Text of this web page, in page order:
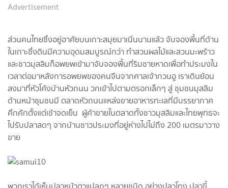
Advertisement
ส่วนคนไทยซึ่งอยู่อาศัยบนเกาะสมุยมาเนิ่นนานแล้ว จับจองพื้นที่ด้าน
ในเกาะซึ่งดินมีความอุดมสมบูรณ์กว่า ทำสวนผลไม้และสวนมะพร้าว
และชาวมุสลิมก็อพยพเข้ามาจับจองพื้นที่ริมชายหาดเพื่อทำประมงใน
เวลาต่อมาหลังการอพยพของคนจีนจากศาลเจ้ากวนอู เราเดินย้อน
ลงมาที่หัวโค้งบ้านหัวถนน วกเข้าไปตามตรอกเล็กๆ สู่ ชุมชนมุสลิม
ด้านหน้าชุมชนมี ตลาดหัวถนนแหล่งขายอาหารทะเลที่มีบรรยากาศ
คึกคักตั้งแต่เช้าจดเย็น ผู้ค้าขายในตลาดทั้งชาวมุสลิมและไทยพุทธจะ
ไปรับปลาสดๆ จากบ้านชาวประมงที่อยู่ห่างไปไม่ถึง 200 เมตรมาวาง
ขาย